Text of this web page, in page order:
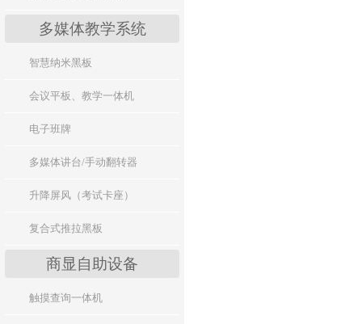
多媒体教学系统
智慧纳米黑板
会议平板、教学一体机
电子班牌
多媒体讲台/手动翻转器
升降屏风（考试卡座）
复合式推拉黑板
商显自助设备
触摸查询一体机